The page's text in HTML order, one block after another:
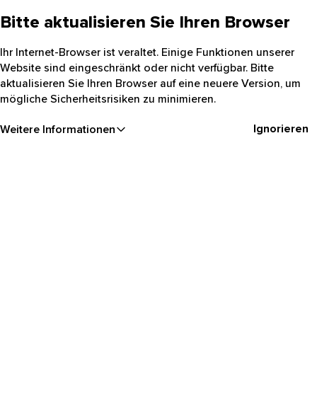
Bitte aktualisieren Sie Ihren Browser
Ihr Internet-Browser ist veraltet. Einige Funktionen unserer
Website sind eingeschränkt oder nicht verfügbar. Bitte
aktualisieren Sie Ihren Browser auf eine neuere Version, um
mögliche Sicherheitsrisiken zu minimieren.
Weitere Informationen Ignorieren